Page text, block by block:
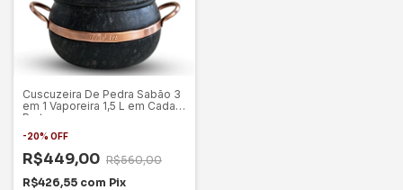
Cuscuzeira De Pedra Sabão 3
em 1 Vaporeira 1,5 L em Cada
Parte
-20% OFF
R$449,00 R$560,00
R$426,55 com Pix